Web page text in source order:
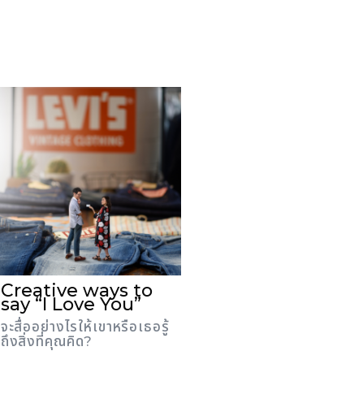
Creative ways to
say “I Love You”
จะสื่ออย่างไรให้เขาหรือเธอรู้
ถึงสิ่งที่คุณคิด?